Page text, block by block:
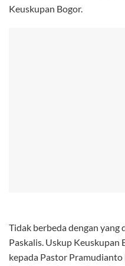
Keuskupan Bogor.
Tidak berbeda dengan
Paskalis. Uskup
kepada Pastor